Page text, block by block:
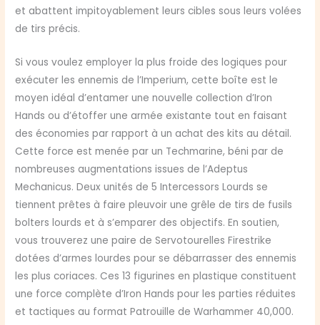
et abattent impitoyablement leurs cibles sous leurs volées
de tirs précis.
Si vous voulez employer la plus froide des logiques pour
exécuter les ennemis de l’Imperium, cette boîte est le
moyen idéal d’entamer une nouvelle collection d’Iron
Hands ou d’étoffer une armée existante tout en faisant
des économies par rapport à un achat des kits au détail.
Cette force est menée par un Techmarine, béni par de
nombreuses augmentations issues de l’Adeptus
Mechanicus. Deux unités de 5 Intercessors Lourds se
tiennent prêtes à faire pleuvoir une grêle de tirs de fusils
bolters lourds et à s’emparer des objectifs. En soutien,
vous trouverez une paire de Servotourelles Firestrike
dotées d’armes lourdes pour se débarrasser des ennemis
les plus coriaces. Ces 13 figurines en plastique constituent
une force complète d’Iron Hands pour les parties réduites
et tactiques au format Patrouille de Warhammer 40,000.